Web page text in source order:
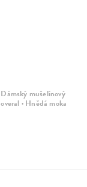
Dámský mušelínový
overal · Hnědá moka